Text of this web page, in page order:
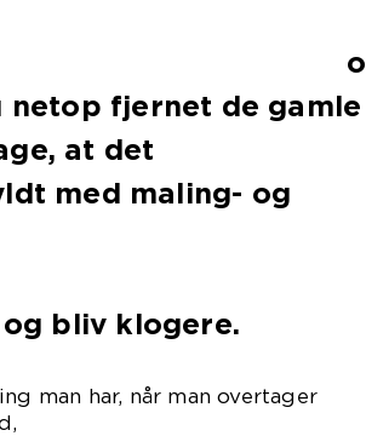
o
fjernet de gamle
at det
med maling- og
bliv klogere.
man har, når man overtager